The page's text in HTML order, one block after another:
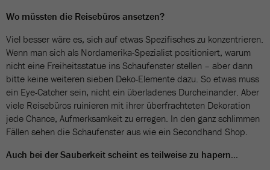
Wo müssten die Reisebüros ansetzen?
Viel besser wäre es, sich auf etwas Spezifisches zu konzentrieren.
Wenn man sich als Nordamerika-Spezialist positioniert, warum
nicht eine Freiheitsstatue ins Schaufenster stellen – aber dann
bitte keine weiteren sieben Deko-Elemente dazu. So etwas muss
ein Eye-Catcher sein, nicht ein überladenes Durcheinander. Aber
viele Reisebüros ruinieren mit ihrer überfrachteten Dekoration
jede Chance, Aufmerksamkeit zu erregen. In den ganz schlimmen
Fällen sehen die Schaufenster aus wie ein Secondhand Shop.
Auch bei der Sauberkeit scheint es teilweise zu hapern...